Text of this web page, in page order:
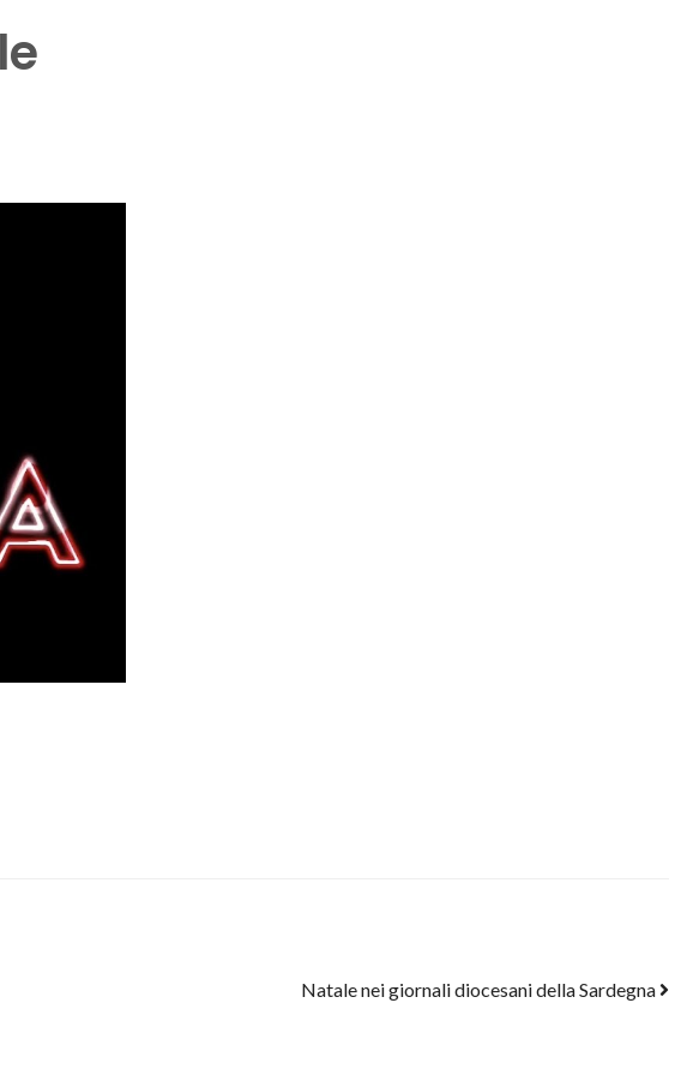
Natale nei giornali diocesani della Sardegna